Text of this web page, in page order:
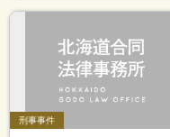
刑事事件